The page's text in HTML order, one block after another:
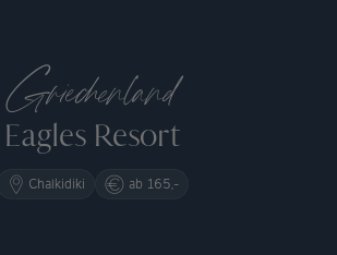
Griechenland
Eagles Resort
Chalkidiki ab 165,-